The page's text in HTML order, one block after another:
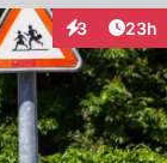
3
Interaktionen
23h